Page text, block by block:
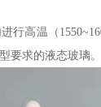
行高温（
要求的液态玻璃。